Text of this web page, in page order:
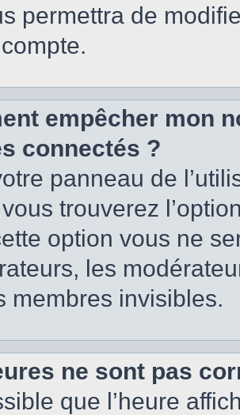
permettra de
empêcher mon
connectés ?
panneau de
trouverez
option vous ne
les
membres invisibles.
ne sont pas
que l’heure